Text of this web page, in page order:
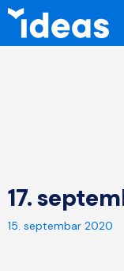
17.
15. septembar 2020